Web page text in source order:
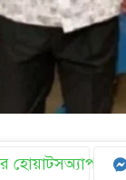
হোয়াটসঅ্যাপ